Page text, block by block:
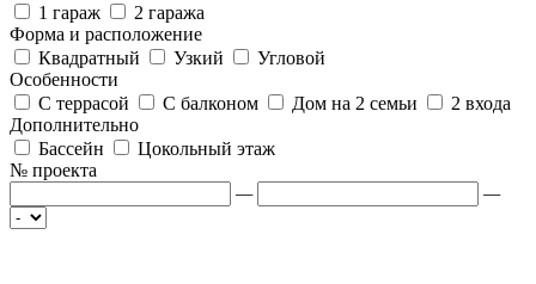
1 гараж
2 гаража
Форма и расположение
Квадратный
Узкий
Угловой
Особенности
С террасой
С балконом Дом на 2 семьи
2 входа
Дополнительно
Бассейн
Цокольный этаж
№ проекта
—
—